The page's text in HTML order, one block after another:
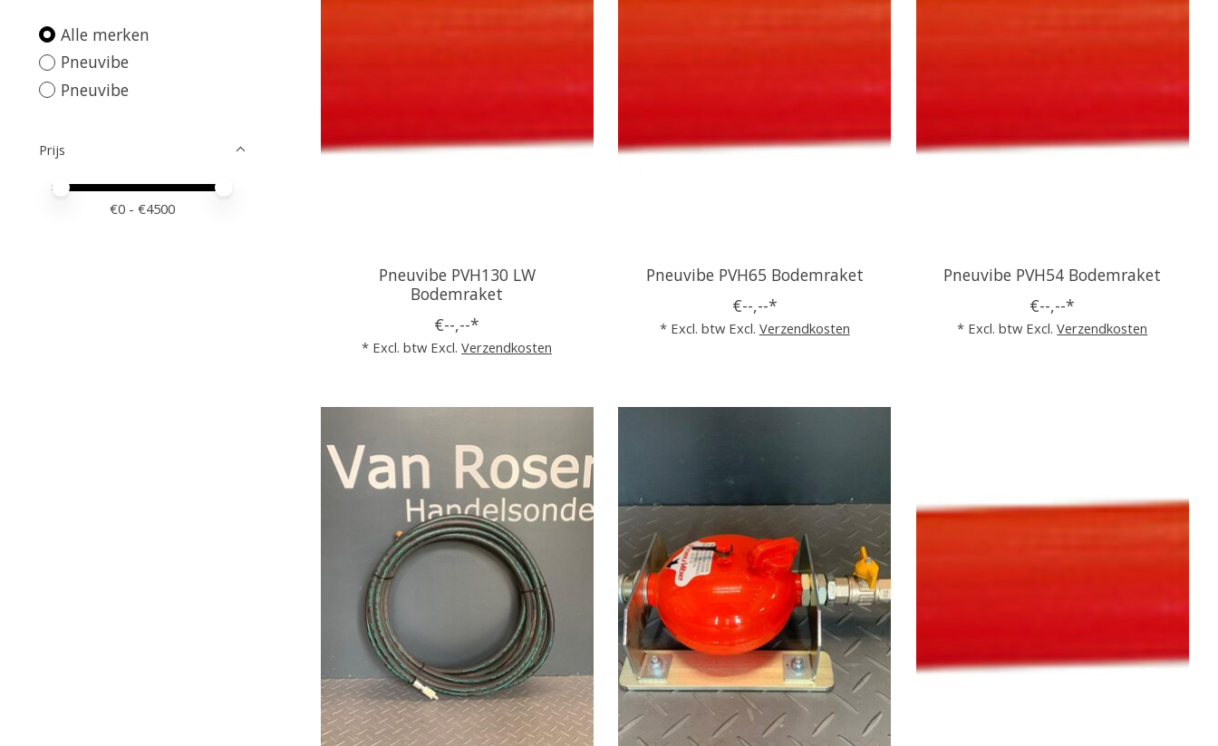
Alle merken
Pneuvibe
Pneuvibe
Prijs
Minimale prijswaarde
Price maximum value
€0 - €4500
Pneuvibe PVH130 LW
Bodemraket
€--,--*
* Excl. btw Excl.Verzendkosten
Pneuvibe PVH65 Bodemraket
€--,--*
* Excl. btw Excl. Verzendkosten
Pneuvibe PVH54 Bodemraket
€--,--*
* Excl. btw Excl.Verzendkosten